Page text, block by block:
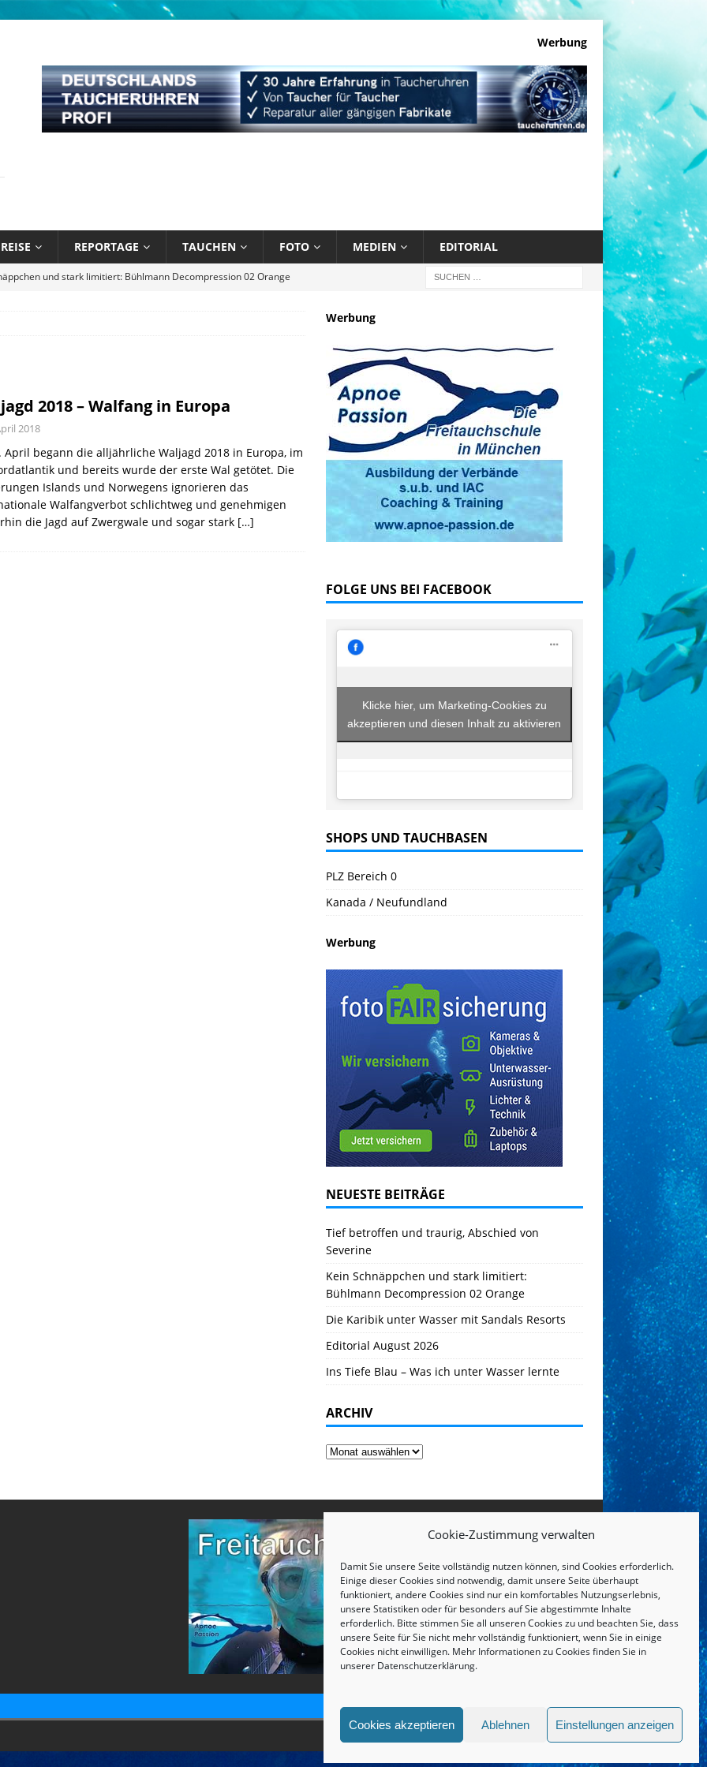
Cookie-Zustimmung verwalten
Damit Sie unsere Seite vollständig nutzen können, sind Cookies erforderlich.
Einige dieser Cookies sind notwendig, damit unsere Seite überhaupt
funktioniert, andere Cookies sind nur ein komfortables Nutzungserlebnis,
unsere Statistiken oder für besonders auf Sie abgestimmte Inhalte
erforderlich. Bitte stimmen Sie all unseren Cookies zu und beachten Sie, dass
unsere Seite für Sie nicht mehr vollständig funktioniert, wenn Sie in einige
Cookies nicht einwilligen. Mehr Informationen zu Cookies finden Sie in
unserer Datenschutzerklärung.
Cookies akzeptieren Ablehnen Einstellungen anzeigen
Werbung
REISE REPORTAGE TAUCHEN FOTO MEDIEN EDITORIAL
und stark limitiert: Bühlmann Decompression 02 Orange
und traurig, Abschied von Severine PRAXIS
2018 – Walfang in Europa
2018
April begann die alljährliche Waljagd 2018 in Europa, im
und bereits wurde der erste Wal getötet. Die
Islands und Norwegens ignorieren das
Walfangverbot schlichtweg und genehmigen
die Jagd auf Zwergwale und sogar stark […]
Werbung
FOLGE UNS BEI FACEBOOK
Klicke hier, um Marketing-Cookies zu
akzeptieren und diesen Inhalt zu aktivieren
SHOPS UND TAUCHBASEN
PLZ Bereich 0
Kanada / Neufundland
Werbung
NEUESTE BEITRÄGE
Tief betroffen und traurig, Abschied von
Severine
Kein Schnäppchen und stark limitiert:
Bühlmann Decompression 02 Orange
Die Karibik unter Wasser mit Sandals Resorts
Editorial August 2026
Ins Tiefe Blau – Was ich unter Wasser lernte
ARCHIV
IMPRESSUM UND DATENSCHUTZERKLÄRUNG